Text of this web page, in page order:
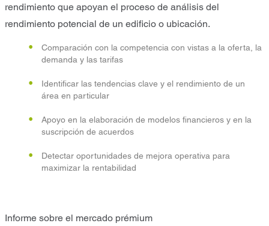
rendimiento que apoyan el proceso de análisis del
rendimiento potencial de un edificio o ubicación.
Comparación con la competencia con vistas a la oferta, la
demanda y las tarifas
Identificar las tendencias clave y el rendimiento de un
área en particular
Apoyo en la elaboración de modelos financieros y en la
suscripción de acuerdos
Detectar oportunidades de mejora operativa para
maximizar la rentabilidad
Informe sobre el mercado prémium